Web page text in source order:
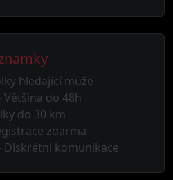
hledající muže
Většina do 48h
do 30 km
zdarma
Diskrétní komunikace